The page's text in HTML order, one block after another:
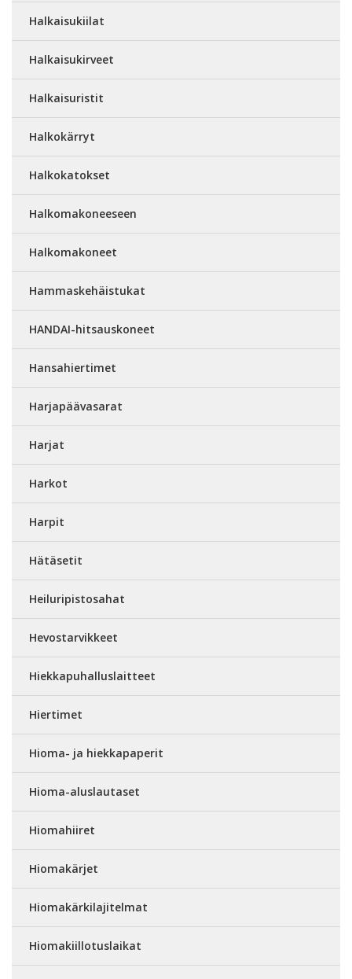
Halkaisukiilat
Halkaisukirveet
Halkaisuristit
Halkokärryt
Halkokatokset
Halkomakoneeseen
Halkomakoneet
Hammaskehäistukat
HANDAI-hitsauskoneet
Hansahiertimet
Harjapäävasarat
Harjat
Harkot
Harpit
Hätäsetit
Heiluripistosahat
Hevostarvikkeet
Hiekkapuhalluslaitteet
Hiertimet
Hioma- ja hiekkapaperit
Hioma-aluslautaset
Hiomahiiret
Hiomakärjet
Hiomakärkilajitelmat
Hiomakiillotuslaikat